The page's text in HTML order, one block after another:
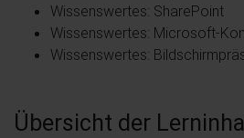
Wissenswertes: SharePoint
Wissenswertes: Microsoft-
Wissenswertes:
Übersicht der